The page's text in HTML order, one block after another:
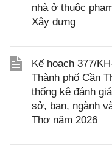
nhà ở thuộc
Xây dựng
Kế hoạch 377/
Thành phố Cần
thống kê đánh
sở, ban, ngành
Thơ năm 2026